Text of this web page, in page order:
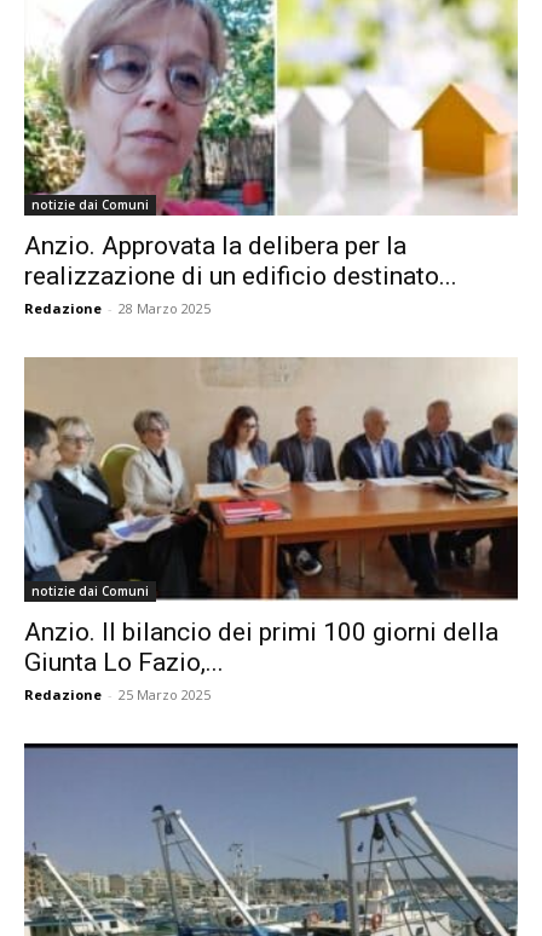
notizie dai Comuni
Anzio. Approvata la delibera per la
realizzazione di un edificio destinato...
Redazione - 28 Marzo 2025
notizie dai Comuni
Anzio. Il bilancio dei primi 100 giorni della
Giunta Lo Fazio,...
Redazione - 25 Marzo 2025